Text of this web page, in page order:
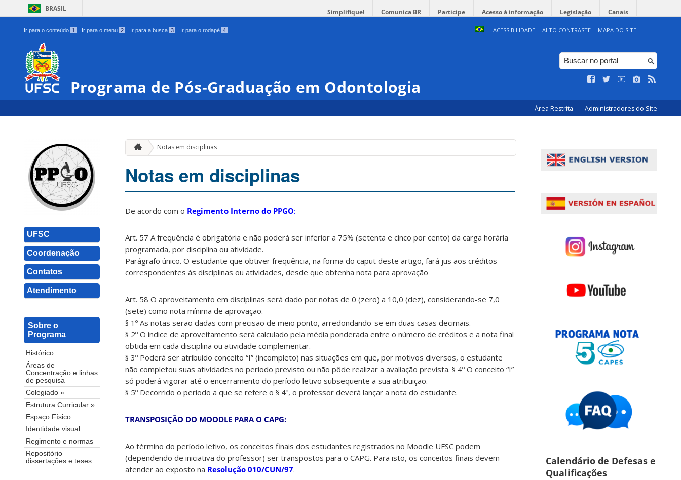
BRASIL Simplifique! Comunica BR Participe Acesso à informação Legislação Canais
Ir para o conteúdo 1 Ir para o menu 2 Ir para a busca 3 Ir para o rodapé 4 ACESSIBILIDADE ALTO CONTRASTE MAPA DO SITE
Programa de Pós-Graduação em Odontologia
Área Restrita Administradores do Site
UFSC
Coordenação
Contatos
Atendimento
Sobre o
Programa
Histórico
Áreas de
Concentração e linhas
de pesquisa
Colegiado »
Estrutura Curricular »
Espaço Físico
Identidade visual
Regimento e normas
Repositório
dissertações e teses
Notas em disciplinas
Notas em disciplinas
De acordo com o Regimento Interno do PPGO:
Art. 57 A frequência é obrigatória e não poderá ser inferior a 75% (setenta e cinco por cento) da carga horária
programada, por disciplina ou atividade.
Parágrafo único. O estudante que obtiver frequência, na forma do caput deste artigo, fará jus aos créditos
correspondentes às disciplinas ou atividades, desde que obtenha nota para aprovação
Art. 58 O aproveitamento em disciplinas será dado por notas de 0 (zero) a 10,0 (dez), considerando-se 7,0
(sete) como nota mínima de aprovação.
§ 1º As notas serão dadas com precisão de meio ponto, arredondando-se em duas casas decimais.
§ 2º O índice de aproveitamento será calculado pela média ponderada entre o número de créditos e a nota final
obtida em cada disciplina ou atividade complementar.
§ 3º Poderá ser atribuído conceito “I” (incompleto) nas situações em que, por motivos diversos, o estudante
não completou suas atividades no período previsto ou não pôde realizar a avaliação prevista. § 4º O conceito “I”
só poderá vigorar até o encerramento do período letivo subsequente a sua atribuição.
§ 5º Decorrido o período a que se refere o § 4º, o professor deverá lançar a nota do estudante.
TRANSPOSIÇÃO DO MOODLE PARA O CAPG:
Ao término do período letivo, os conceitos finais dos estudantes registrados no Moodle UFSC podem
(dependendo de iniciativa do professor) ser transpostos para o CAPG. Para isto, os conceitos finais devem
atender ao exposto na Resolução 010/CUN/97.
Calendário de Defesas e
Qualificações